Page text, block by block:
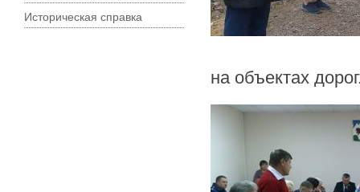
на объектах
Историческая справка